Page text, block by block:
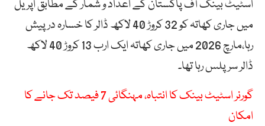
اسٹیٹ بینک آف پاکستان کے اعداد و شمار کے مطابق اپریل
میں جاری کھاتہ کو 32 کروڑ 40 لاکھ ڈالر کا خسارہ درپیش
رہا،مارچ 2026 میں جاری کھاتہ ایک ارب 13 کروڑ 40 لاکھ
ڈالر سرپلس رہا تھا۔
گورنر اسٹیٹ بینک کا انتباہ، مہنگائی 7 فیصد تک جانے کا
امکان